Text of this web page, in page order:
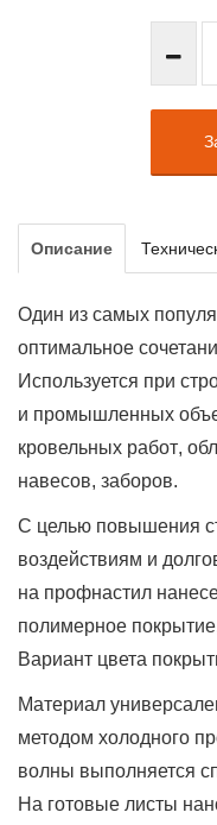
Описание
Один из самых
оптимальное
Используется при
и промышленных
кровельных работ,
навесов, заборов.
С целью повышения
воздействиям и
на профнастил
полимерное
Вариант цвета
Материал
методом холодного
волны выполняется
На готовые листы